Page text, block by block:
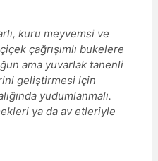
kuru meyvemsi ve
çağrışımlı bukelere
ama yuvarlak tanenli
geliştirmesi için
yudumlanmalı.
ya da av etleriyle